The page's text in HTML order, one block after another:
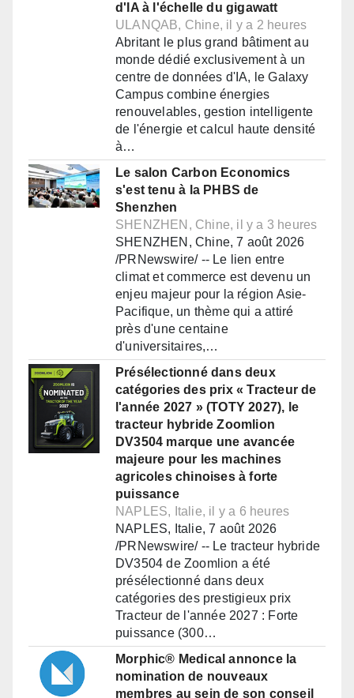
d'IA à l'échelle du gigawatt
ULANQAB, Chine, il y a 2 heures
Abritant le plus grand bâtiment au
monde dédié exclusivement à un
centre de données d'IA, le Galaxy
Campus combine énergies
renouvelables, gestion intelligente
de l'énergie et calcul haute densité
à…
Le salon Carbon Economics
s'est tenu à la PHBS de
Shenzhen
SHENZHEN, Chine, il y a 3 heures
SHENZHEN, Chine, 7 août 2026
/PRNewswire/ -- Le lien entre
climat et commerce est devenu un
enjeu majeur pour la région Asie-
Pacifique, un thème qui a attiré
près d'une centaine
d'universitaires,…
Présélectionné dans deux
catégories des prix « Tracteur de
l'année 2027 » (TOTY 2027), le
tracteur hybride Zoomlion
DV3504 marque une avancée
majeure pour les machines
agricoles chinoises à forte
puissance
NAPLES, Italie, il y a 6 heures
NAPLES, Italie, 7 août 2026
/PRNewswire/ -- Le tracteur hybride
DV3504 de Zoomlion a été
présélectionné dans deux
catégories des prestigieux prix
Tracteur de l'année 2027 : Forte
puissance (300…
Morphic® Medical annonce la
nomination de nouveaux
membres au sein de son conseil